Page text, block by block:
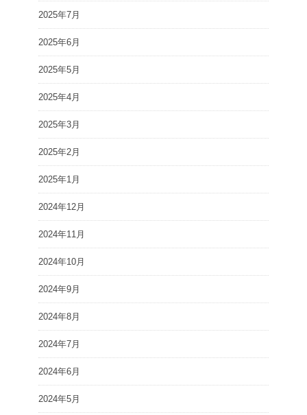
2025年7月
2025年6月
2025年5月
2025年4月
2025年3月
2025年2月
2025年1月
2024年12月
2024年11月
2024年10月
2024年9月
2024年8月
2024年7月
2024年6月
2024年5月